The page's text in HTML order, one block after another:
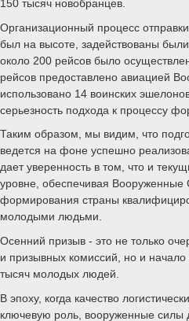
150 тысяч новобранцев.
Организационный процесс
был на высоте, задействованы
около 200 рейсов было
рейсов предоставлено авиацией
использовано 14 воинских
серьезность подхода к процессу
Таким образом, мы видим, что
ведется на фоне успешно
дает уверенность в том, что и
уровне, обеспечивая Вооруженные
формирования страны
молодыми людьми.
Осенний призыв - это не только
и призывных комиссий, но и начало
тысяч молодых людей.
В эпоху, когда качество
ключевую роль, вооруженные силы